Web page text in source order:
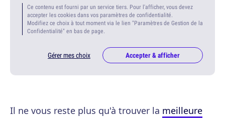
Ce contenu est fourni par un service tiers. Pour l'afficher, vous devez
accepter les cookies dans vos paramètres de confidentialité.
Modifiez ce choix à tout moment via le lien "Paramètres de Gestion de la
Confidentialité" en bas de page.
Gérer mes choix Accepter & afficher
Il ne vous reste plus qu'à trouver la meilleure